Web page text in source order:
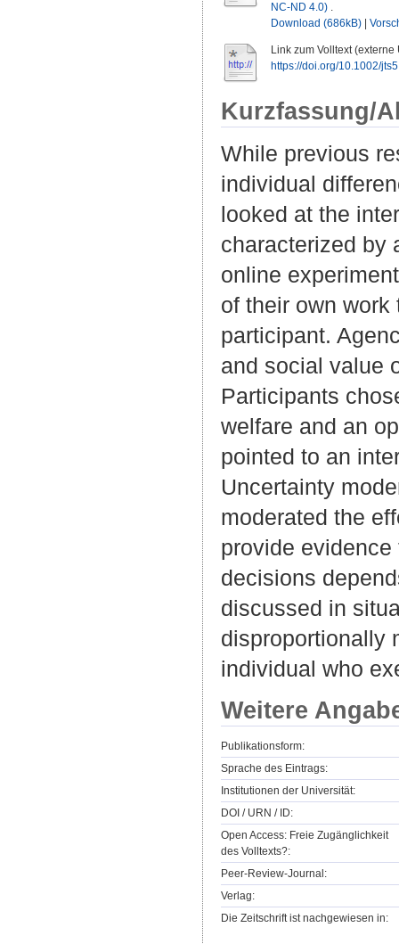
NC-ND 4.0) .
Download (686kB)
Link zum Volltext (externe
https://doi.org/10.1002/
Kurzfassung/
While previous
individual
looked at the
characterized by
online
of their own
participant.
and social value
Participants
welfare and an
pointed to an
Uncertainty
moderated the
provide
decisions
discussed in
disproportionally
individual who
Weitere
Publikationsform:
Sprache des Eintrags:
Institutionen der Universität:
DOI / URN / ID:
Open Access: Freie Zugänglichkeit
des Volltexts?:
Peer-Review-Journal:
Verlag:
Die Zeitschrift ist nachgewiesen in: